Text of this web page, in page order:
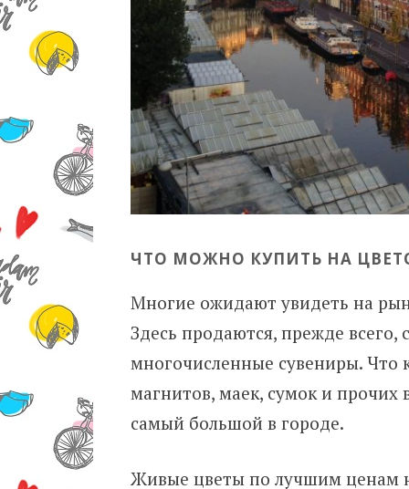
ЧТО МОЖНО КУПИТЬ НА
Многие ожидают увидеть на
Здесь продаются, прежде всего,
многочисленные сувениры. Что
магнитов, маек, сумок и прочих
самый большой в городе.
Живые цветы по лучшим ценам